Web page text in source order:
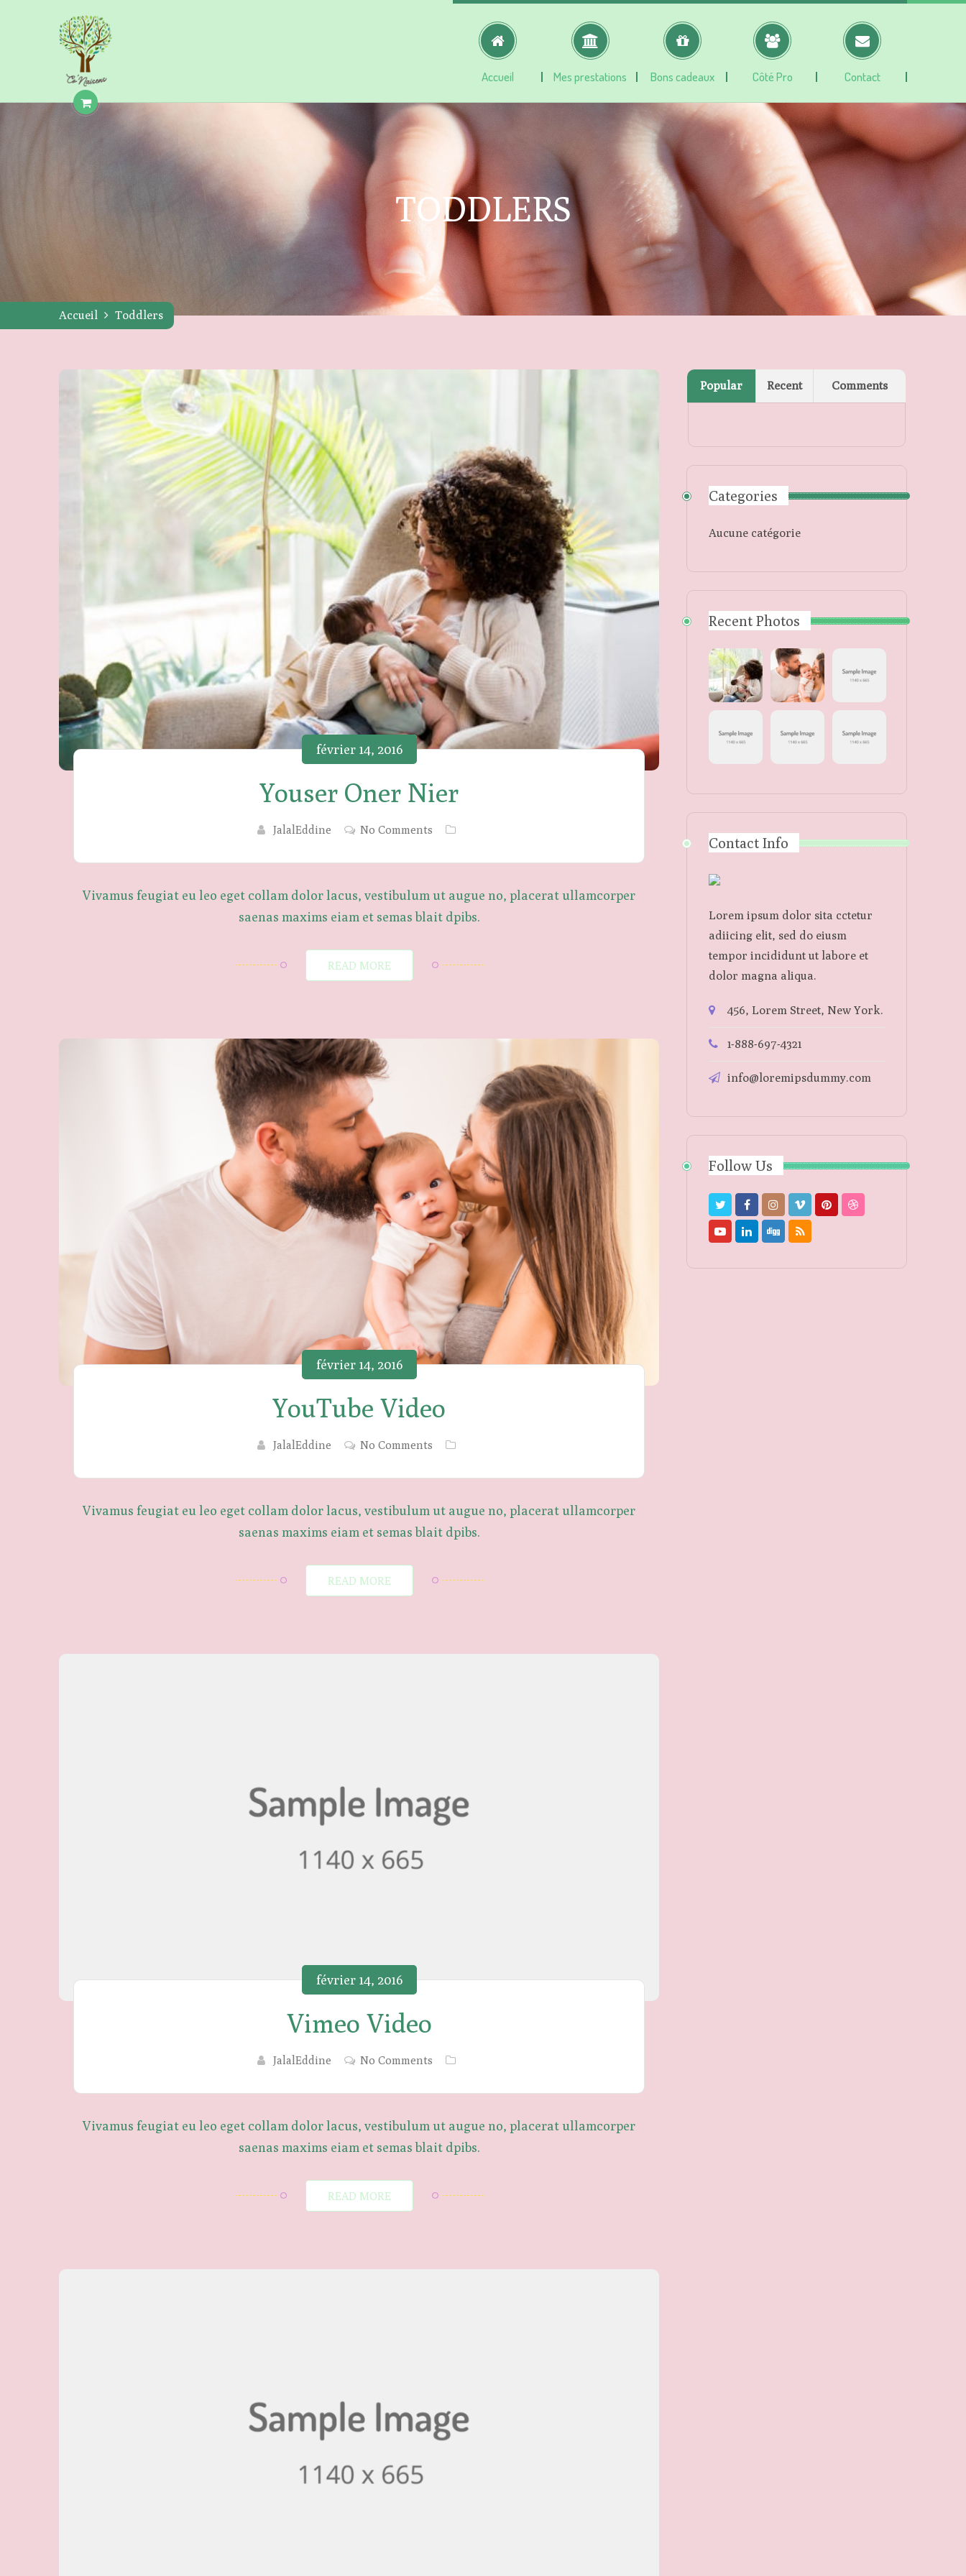
Accueil Mes prestations Bons cadeaux Côté Pro Contact
TODDLERS
Accueil Toddlers
février 14, 2016
Youser Oner Nier
JalalEddine No Comments
Vivamus feugiat eu leo eget collam dolor lacus, vestibulum ut augue no, placerat ullamcorper
saenas maxims eiam et semas blait dpibs.
READ MORE
février 14, 2016
YouTube Video
JalalEddine No Comments
Vivamus feugiat eu leo eget collam dolor lacus, vestibulum ut augue no, placerat ullamcorper
saenas maxims eiam et semas blait dpibs.
READ MORE
février 14, 2016
Vimeo Video
JalalEddine No Comments
Vivamus feugiat eu leo eget collam dolor lacus, vestibulum ut augue no, placerat ullamcorper
saenas maxims eiam et semas blait dpibs.
READ MORE
Popular Recent Comments
Categories
Aucune catégorie
Recent Photos
Contact Info
Lorem ipsum dolor sita cctetur
adiicing elit, sed do eiusm
tempor incididunt ut labore et
dolor magna aliqua.
456, Lorem Street, New York.
1-888-697-4321
info@loremipsdummy.com
Follow Us